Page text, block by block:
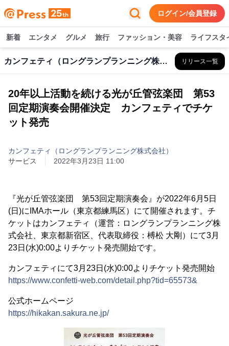
ログイン/会員登録
新着 エンタメ グルメ 旅行 ファッション・美容 ライフスタ
カンフェティ（ロングランプランニング株式会社） リリース一覧
20年以上活動を続ける光が丘管弦楽団 第53
回定期演奏会開催決定 カンフェティでチケ
ット発売
カンフェティ（ロングランプランニング株式会社）
サービス
2022年3月23日 11:00
『光が丘管弦楽団 第53回定期演奏会』が2022年6月5日
(日)にIMAホール（東京都練馬区）にて開催されます。チ
ケットはカンフェティ（運営：ロングランプランニング株
式会社、東京都新宿区、代表取締役：榑松 大剛）にて3月
23日(水)0:00よりチケット発売開始です。
カンフェティにて3月23日(水)0:00よりチケット発売開始
https://www.confetti-web.com/detail.php?tid=65573&
公式ホームページ
https://hikakan.sakura.ne.jp/